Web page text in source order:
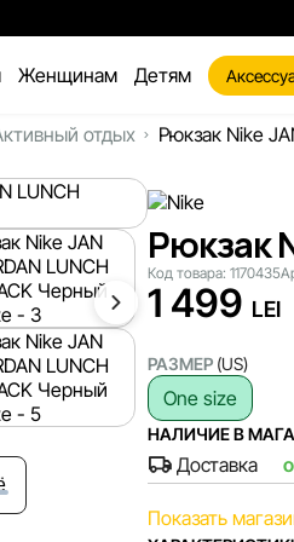
Женщинам Детям
отдых
Рюкзак Nike
Рюкзак
Код товара: 1170435
1 499 LEI
РАЗМЕР (US)
One size
НАЛИЧИЕ В
Доставка
Показать